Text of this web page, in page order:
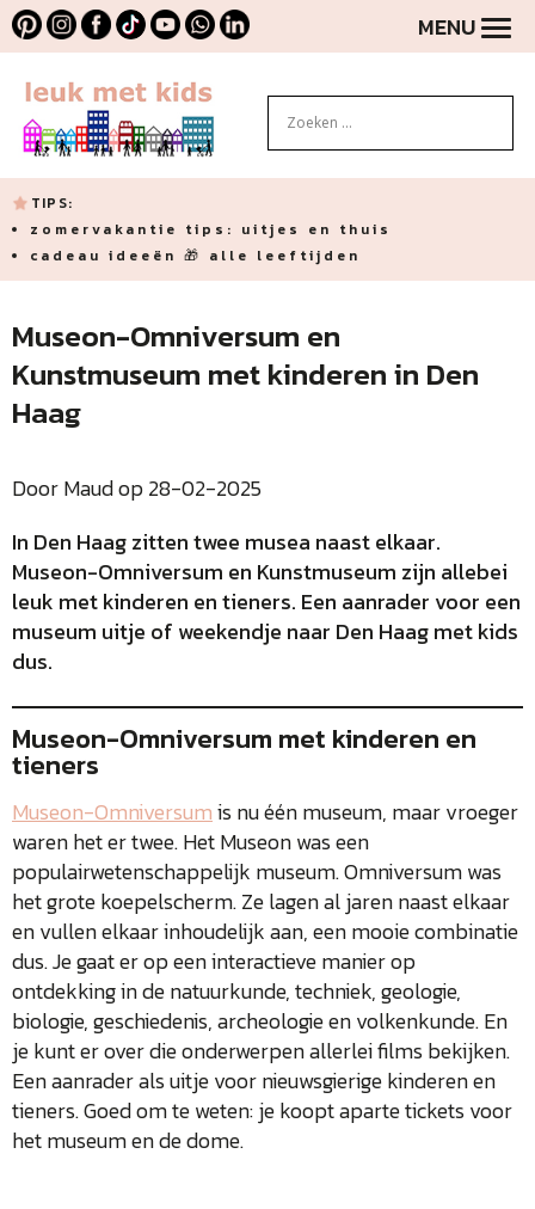
MENU
TIPS:
zomervakantie tips: uitjes en thuis
cadeau ideeën 🎁 alle leeftijden
Museon-Omniversum en
Kunstmuseum met kinderen in Den
Haag
Door Maud op 28-02-2025
In Den Haag zitten twee musea naast elkaar.
Museon-Omniversum en Kunstmuseum zijn allebei
leuk met kinderen en tieners. Een aanrader voor een
museum uitje of weekendje naar Den Haag met kids
dus.
Museon-Omniversum met kinderen en
tieners
Museon-Omniversumis nu één museum, maar vroeger
waren het er twee. Het Museon was een
populairwetenschappelijk museum. Omniversum was
het grote koepelscherm. Ze lagen al jaren naast elkaar
en vullen elkaar inhoudelijk aan, een mooie combinatie
dus. Je gaat er op een interactieve manier op
ontdekking in de natuurkunde, techniek, geologie,
biologie, geschiedenis, archeologie en volkenkunde. En
je kunt er over die onderwerpen allerlei films bekijken.
Een aanrader als uitje voor nieuwsgierige kinderen en
tieners. Goed om te weten: je koopt aparte tickets voor
het museum en de dome.